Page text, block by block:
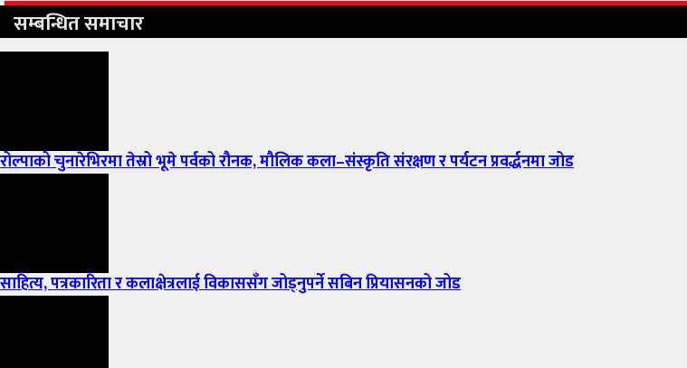
सम्बन्धित समाचार
रोल्पाको चुनारेभिरमा तेस्रो भूमे पर्वको रौनक, मौलिक कला–संस्कृति संरक्षण र पर्यटन प्रवर्द्धनमा जोड
साहित्य, पत्रकारिता र कलाक्षेत्रलाई विकाससँग जोड्नुपर्ने सबिन प्रियासनको जोड